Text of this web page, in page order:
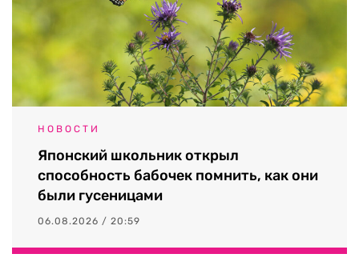
НОВОСТИ
Японский школьник открыл
способность бабочек помнить, как они
были гусеницами
06.08.2026 / 20:59